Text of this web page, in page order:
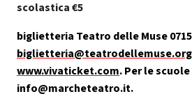
scolastica €5
biglietteria Teatro delle Muse
biglietteria@teatrodellemuse.org
www.vivaticket.com. Per le scuole
info@marcheteatro.it.